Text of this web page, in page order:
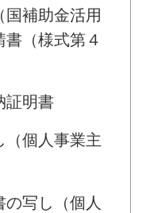
国補助金活用
（様式第４
証明書
（個人事業主
の写し（個人